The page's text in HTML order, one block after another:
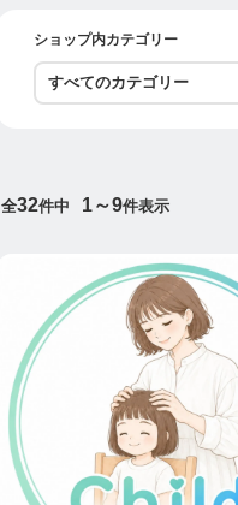
〇小顔調整ドライフ
〇小顔調整ドライフ
〇ドライフット1Day
◆インストラクター
家族や友人を癒す
ルシェ出店
全18時間・298,000円
https://
★☆【４日間で最高
資格コース】★☆
◆グレイテスト・イ
ぶ】
ショップ内カテゴリー
全32件中 1～9件表示